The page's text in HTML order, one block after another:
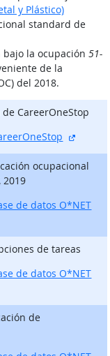
y Plástico)
standard de
la ocupación 51-
de la
del 2018.
CareerOneStop
ocupacional
2019
de datos O*NET
de tareas
de datos O*NET
de